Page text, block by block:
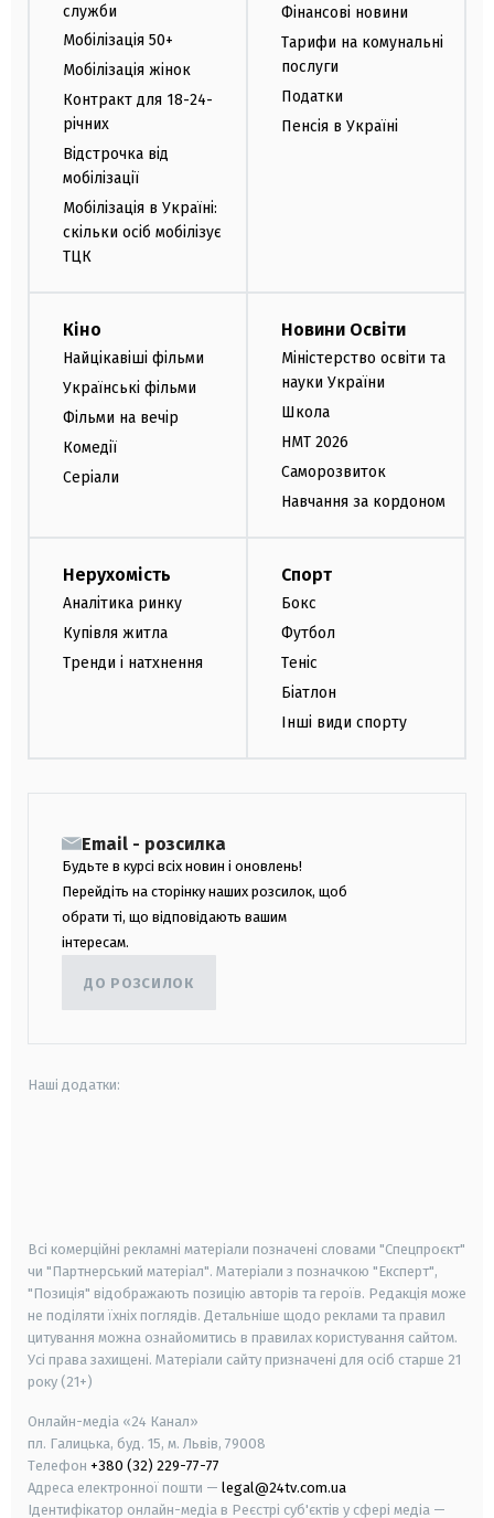
служби
Мобілізація 50+
Мобілізація жінок
Контракт для 18-24-
річних
Відстрочка від
мобілізації
Мобілізація в Україні:
скільки осіб мобілізує
ТЦК
Фінансові новини
Тарифи на комунальні
послуги
Податки
Пенсія в Україні
Кіно
Найцікавіші фільми
Українські фільми
Фільми на вечір
Комедії
Серіали
Новини Освіти
Міністерство освіти та
науки України
Школа
НМТ 2026
Саморозвиток
Навчання за кордоном
Нерухомість
Аналітика ринку
Купівля житла
Тренди і натхнення
Спорт
Бокс
Футбол
Теніс
Біатлон
Інші види спорту
Email - розсилка
Будьте в курсі всіх новин і оновлень!
Перейдіть на сторінку наших розсилок, щоб
обрати ті, що відповідають вашим
інтересам.
ДО РОЗСИЛОК
Наші додатки:
Всі комерційні рекламні матеріали позначені словами "Спецпроєкт"
чи "Партнерський матеріал". Матеріали з позначкою "Експерт",
"Позиція" відображають позицію авторів та героїв. Редакція може
не поділяти їхніх поглядів. Детальніше щодо реклами та правил
цитування можна ознайомитись в правилах користування сайтом.
Усі права захищені. Матеріали сайту призначені для осіб старше 21
року (21+)
Онлайн-медіа «24 Канал»
пл. Галицька, буд. 15, м. Львів, 79008
Телефон +380 (32) 229-77-77
Адреса електронної пошти — legal@24tv.com.ua
Ідентифікатор онлайн-медіа в Реєстрі суб'єктів у сфері медіа —